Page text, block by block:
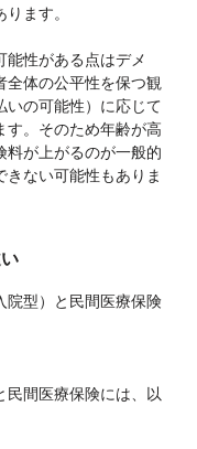
ます。
能性がある点はデメ
全体の公平性を保つ観
いの可能性）に応じて
す。そのため年齢が高
料が上がるのが一般的
ない可能性もありま
院型）と民間医療保険
民間医療保険には、以